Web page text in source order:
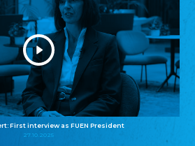
First interview as FUEN President
27.10.2025